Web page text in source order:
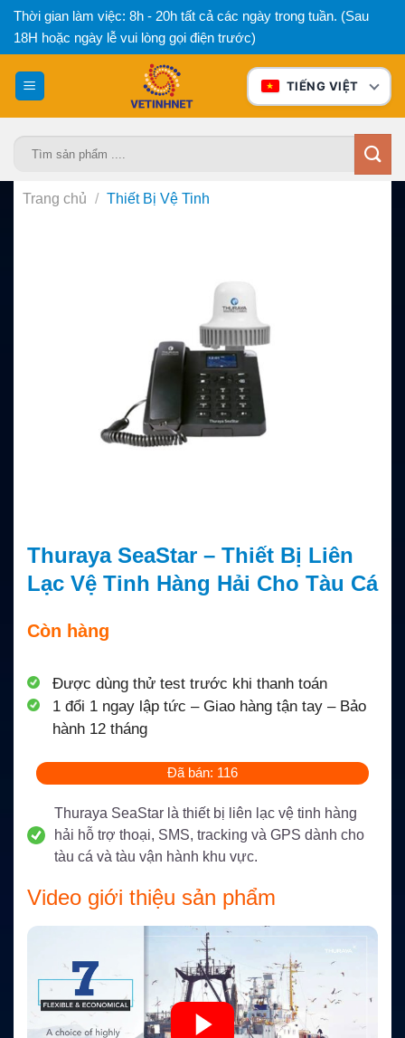
Bỏ
qua
nội
dung
Thời gian làm việc: 8h - 20h tất cả các ngày trong tuần. (Sau
18H hoặc ngày lễ vui lòng gọi điện trước)
TIẾNG VIỆT
Trang chủ / Thiết Bị Vệ Tinh
Thuraya SeaStar – Thiết Bị Liên
Lạc Vệ Tinh Hàng Hải Cho Tàu Cá
Còn hàng
Được dùng thử test trước khi thanh toán
1 đổi 1 ngay lập tức – Giao hàng tận tay – Bảo
hành 12 tháng
Đã bán: 116
Thuraya SeaStar là thiết bị liên lạc vệ tinh hàng
hải hỗ trợ thoại, SMS, tracking và GPS dành cho
tàu cá và tàu vận hành khu vực.
Video giới thiệu sản phẩm